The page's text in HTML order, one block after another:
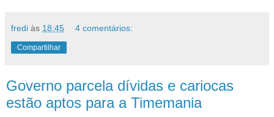
fredi às 18:45 4 comentários:
Compartilhar
Governo parcela dívidas e cariocas
estão aptos para a Timemania